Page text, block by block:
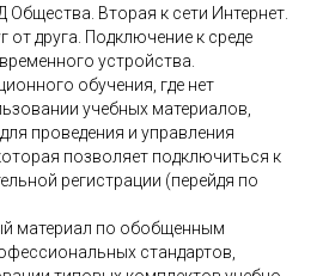
Вторая к сети Интернет.
от друга. Подключение к среде
устройства.
обучения, где нет
учебных материалов,
проведения и управления
позволяет подключиться к
регистрации (перейдя по
материал по обобщенным
стандартов,